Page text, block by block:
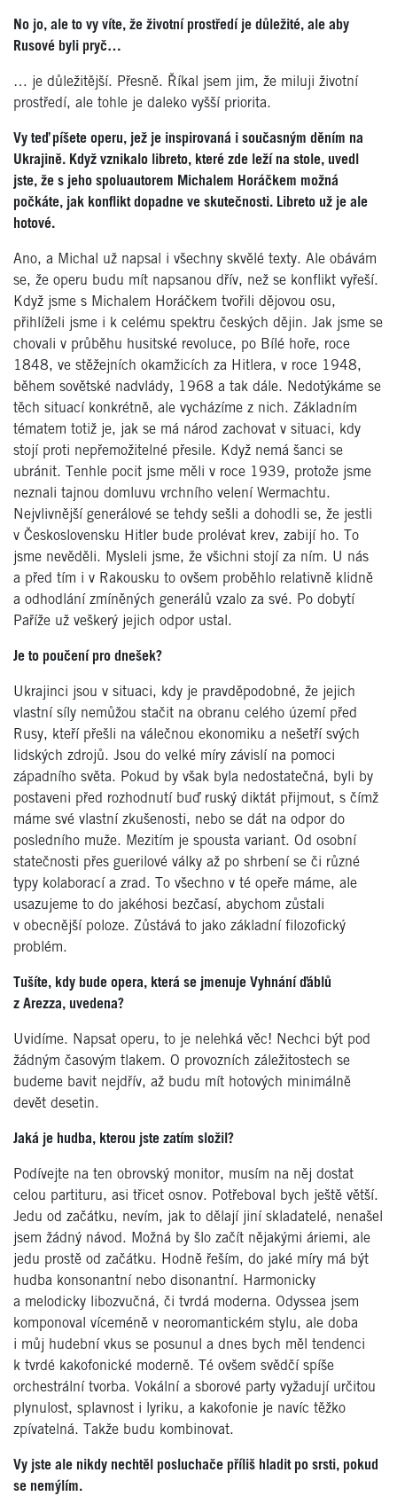
No jo, ale to vy víte, že životní prostředí je důležité, ale aby
Rusové byli pryč…
… je důležitější. Přesně. Říkal jsem jim, že miluji životní
prostředí, ale tohle je daleko vyšší priorita.
Vy teď píšete operu, jež je inspirovaná i současným děním na
Ukrajině. Když vznikalo libreto, které zde leží na stole, uvedl
jste, že s jeho spoluautorem Michalem Horáčkem možná
počkáte, jak konflikt dopadne ve skutečnosti. Libreto už je ale
hotové.
Ano, a Michal už napsal i všechny skvělé texty. Ale obávám
se, že operu budu mít napsanou dřív, než se konflikt vyřeší.
Když jsme s Michalem Horáčkem tvořili dějovou osu,
přihlíželi jsme i k celému spektru českých dějin. Jak jsme se
chovali v průběhu husitské revoluce, po Bílé hoře, roce
1848, ve stěžejních okamžicích za Hitlera, v roce 1948,
během sovětské nadvlády, 1968 a tak dále. Nedotýkáme se
těch situací konkrétně, ale vycházíme z nich. Základním
tématem totiž je, jak se má národ zachovat v situaci, kdy
stojí proti nepřemožitelné přesile. Když nemá šanci se
ubránit. Tenhle pocit jsme měli v roce 1939, protože jsme
neznali tajnou domluvu vrchního velení Wermachtu.
Nejvlivnější generálové se tehdy sešli a dohodli se, že jestli
v Československu Hitler bude prolévat krev, zabijí ho. To
jsme nevěděli. Mysleli jsme, že všichni stojí za ním. U nás
a před tím i v Rakousku to ovšem proběhlo relativně klidně
a odhodlání zmíněných generálů vzalo za své. Po dobytí
Paříže už veškerý jejich odpor ustal.
Je to poučení pro dnešek?
Ukrajinci jsou v situaci, kdy je pravděpodobné, že jejich
vlastní síly nemůžou stačit na obranu celého území před
Rusy, kteří přešli na válečnou ekonomiku a nešetří svých
lidských zdrojů. Jsou do velké míry závislí na pomoci
západního světa. Pokud by však byla nedostatečná, byli by
postaveni před rozhodnutí buď ruský diktát přijmout, s čímž
máme své vlastní zkušenosti, nebo se dát na odpor do
posledního muže. Mezitím je spousta variant. Od osobní
statečnosti přes guerilové války až po shrbení se či různé
typy kolaborací a zrad. To všechno v té opeře máme, ale
usazujeme to do jakéhosi bezčasí, abychom zůstali
v obecnější poloze. Zůstává to jako základní filozofický
problém.
Tušíte, kdy bude opera, která se jmenuje Vyhnání ďáblů
z Arezza, uvedena?
Uvidíme. Napsat operu, to je nelehká věc! Nechci být pod
žádným časovým tlakem. O provozních záležitostech se
budeme bavit nejdřív, až budu mít hotových minimálně
devět desetin.
Jaká je hudba, kterou jste zatím složil?
Podívejte na ten obrovský monitor, musím na něj dostat
celou partituru, asi třicet osnov. Potřeboval bych ještě větší.
Jedu od začátku, nevím, jak to dělají jiní skladatelé, nenašel
jsem žádný návod. Možná by šlo začít nějakými áriemi, ale
jedu prostě od začátku. Hodně řeším, do jaké míry má být
hudba konsonantní nebo disonantní. Harmonicky
a melodicky libozvučná, či tvrdá moderna. Odyssea jsem
komponoval víceméně v neoromantickém stylu, ale doba
i můj hudební vkus se posunul a dnes bych měl tendenci
k tvrdé kakofonické moderně. Té ovšem svědčí spíše
orchestrální tvorba. Vokální a sborové party vyžadují určitou
plynulost, splavnost i lyriku, a kakofonie je navíc těžko
zpívatelná. Takže budu kombinovat.
Vy jste ale nikdy nechtěl posluchače příliš hladit po srsti, pokud
se nemýlím.